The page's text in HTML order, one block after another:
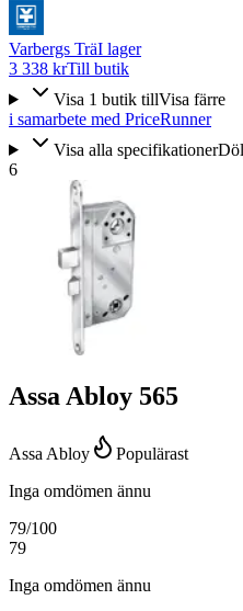
Varbergs TräI lager
3 338 krTill butik
Visa 1 butik tillVisa färre
i samarbete med PriceRunner
Visa alla specifikationer
6
Assa Abloy 565
Assa Abloy
Populärast
Inga omdömen ännu
79/100
79
Inga omdömen ännu